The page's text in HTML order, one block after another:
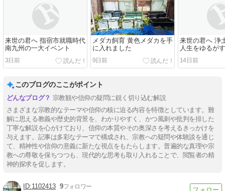
来世の君へ 指宿市就職時代
南九州の一大イベント
3日前
メダカ飼育 黄色メダカを手
に入れました
9日前
来世の君へ 浄
人生をゆるが
14日前
このブログのここがポイント
宗教観や信仰の疑問に鋭く切り込む解説
さまざまな宗教的なテーマや信仰の核に迫る内容を特徴としています。難
解に思える教義や歴史的背景を、わかりやすく、かつ風刺や批判を排した
丁寧な解説を心がけており、信仰の本質やその奥深さを考えるきっかけを
与えます。記事は多彩なテーマで構成され、宗教への疑問や体験談を通じ
て、精神性や信仰の意義に新たな視点をもたらします。普遍的な真理や宗
教への尊敬を保ちつつも、現代的な思考も取り入れることで、閲覧者の精
神的探求を促します。
1102413 9